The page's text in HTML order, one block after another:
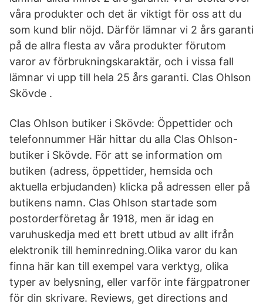
våra produkter och det är viktigt för oss att du
som kund blir nöjd. Därför lämnar vi 2 års garanti
på de allra flesta av våra produkter förutom
varor av förbrukningskaraktär, och i vissa fall
lämnar vi upp till hela 25 års garanti. Clas Ohlson
Skövde .
Clas Ohlson butiker i Skövde: Öppettider och
telefonnummer Här hittar du alla Clas Ohlson-
butiker i Skövde. För att se information om
butiken (adress, öppettider, hemsida och
aktuella erbjudanden) klicka på adressen eller på
butikens namn. Clas Ohlson startade som
postorderföretag år 1918, men är idag en
varuhuskedja med ett brett utbud av allt ifrån
elektronik till heminredning.Olika varor du kan
finna här kan till exempel vara verktyg, olika
typer av belysning, eller varför inte färgpatroner
för din skrivare. Reviews, get directions and